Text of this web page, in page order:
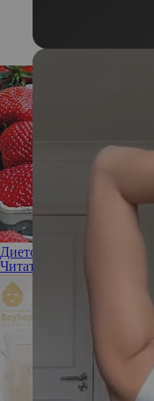
Диетолог объяснила,
Читать полностью